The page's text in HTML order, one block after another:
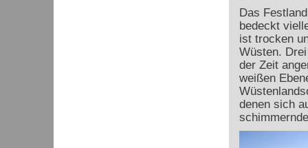
Das
bedeckt
ist trocken
Wüsten.
der Zeit
weißen
denen sich